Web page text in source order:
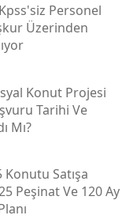
Personel
Üzerinden
Konut Projesi
Tarihi Ve
Mı?
Satışa
Peşinat Ve 120 Ay